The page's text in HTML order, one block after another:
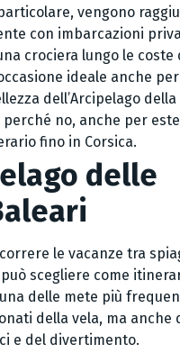
vengono
con imbarcazioni
crociera lungo le coste
ideale anche per
dell’Arcipelago della
perché no, anche per
fino in Corsica.
delle
le vacanze tra
scegliere come
delle mete più
della vela, ma anche
e del divertimento.